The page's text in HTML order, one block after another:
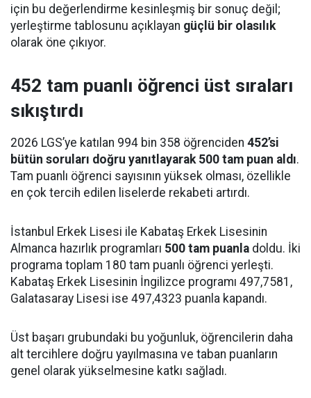
için bu değerlendirme kesinleşmiş bir sonuç değil;
yerleştirme tablosunu açıklayan güçlü bir olasılık
olarak öne çıkıyor.
452 tam puanlı öğrenci üst sıraları
sıkıştırdı
2026 LGS’ye katılan 994 bin 358 öğrenciden 452’si
bütün soruları doğru yanıtlayarak 500 tam puan aldı.
Tam puanlı öğrenci sayısının yüksek olması, özellikle
en çok tercih edilen liselerde rekabeti artırdı.
İstanbul Erkek Lisesi ile Kabataş Erkek Lisesinin
Almanca hazırlık programları 500 tam puanla doldu. İki
programa toplam 180 tam puanlı öğrenci yerleşti.
Kabataş Erkek Lisesinin İngilizce programı 497,7581,
Galatasaray Lisesi ise 497,4323 puanla kapandı.
Üst başarı grubundaki bu yoğunluk, öğrencilerin daha
alt tercihlere doğru yayılmasına ve taban puanların
genel olarak yükselmesine katkı sağladı.